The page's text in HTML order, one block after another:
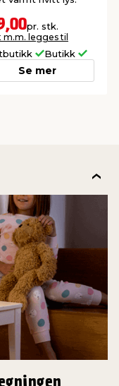
pr. stk.
m.m. legges til
Butikk
Se mer